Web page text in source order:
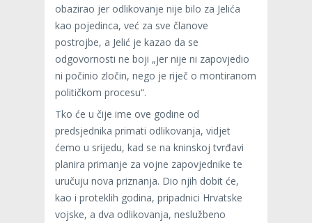
obazirao jer odlikovanje nije bilo za Jelića
kao pojedinca, već za sve članove
postrojbe, a Jelić je kazao da se
odgovornosti ne boji „jer nije ni zapovjedio
ni počinio zločin, nego je riječ o montiranom
političkom procesu“.
Tko će u čije ime ove godine od
predsjednika primati odlikovanja, vidjet
ćemo u srijedu, kad se na kninskoj tvrđavi
planira primanje za vojne zapovjednike te
uručuju nova priznanja. Dio njih dobit će,
kao i proteklih godina, pripadnici Hrvatske
vojske, a dva odlikovanja, neslužbeno